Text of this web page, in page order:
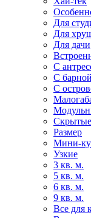
Для
Для
Для дачи
С
С
С
Размер
Мини-
Узкие
3 кв. м.
5 кв. м.
6 кв. м.
9 кв. м.
Все для